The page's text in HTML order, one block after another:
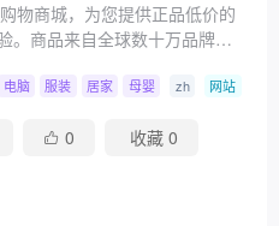
物商城，为您提供正品低价的
。商品来自全球数十万品牌商
足各种购物需求。
电脑 服装 居家 母婴 zh 网站
0 收藏 0